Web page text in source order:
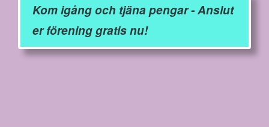
Kom igång och tjäna pengar - Anslut
er förening gratis nu!